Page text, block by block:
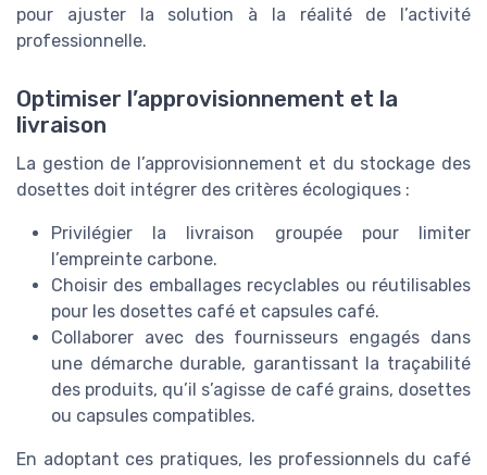
pour ajuster la solution à la réalité de l’activité
professionnelle.
Optimiser l’approvisionnement et la
livraison
La gestion de l’approvisionnement et du stockage des
dosettes doit intégrer des critères écologiques :
Privilégier la livraison groupée pour limiter
l’empreinte carbone.
Choisir des emballages recyclables ou réutilisables
pour les dosettes café et capsules café.
Collaborer avec des fournisseurs engagés dans
une démarche durable, garantissant la traçabilité
des produits, qu’il s’agisse de café grains, dosettes
ou capsules compatibles.
En adoptant ces pratiques, les professionnels du café